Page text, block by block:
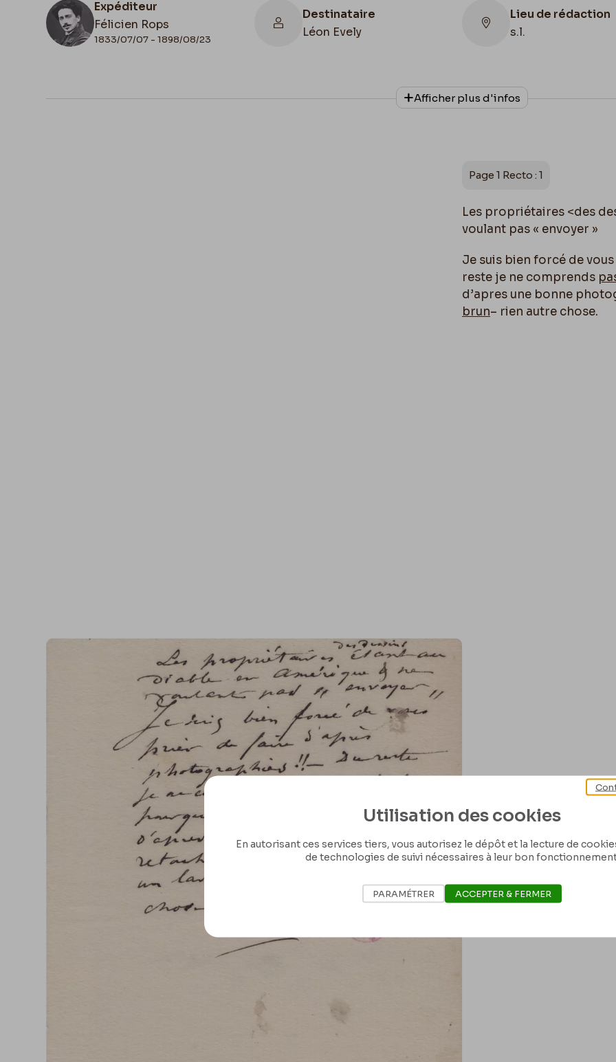
Expéditeur
Félicien Rops
1833/07/07 - 1898/08/23
Destinataire
Léon Evely
Lieu de rédaction
s.l.
Collationnage
Autographe
Afficher plus d'infos
Page 1 Recto : 1
Les propriétaires <des
voulant pas « envoyer »
Je suis bien forcé de
reste je ne comprends
d’apres une bonne
brun– rien autre chose.
Utilisation des cookies
En autorisant ces services tiers, vous autorisez le dépôt et la lecture de
de technologies de suivi nécessaires à leur bon
PARAMÉTRER ACCEPTER & FERMER